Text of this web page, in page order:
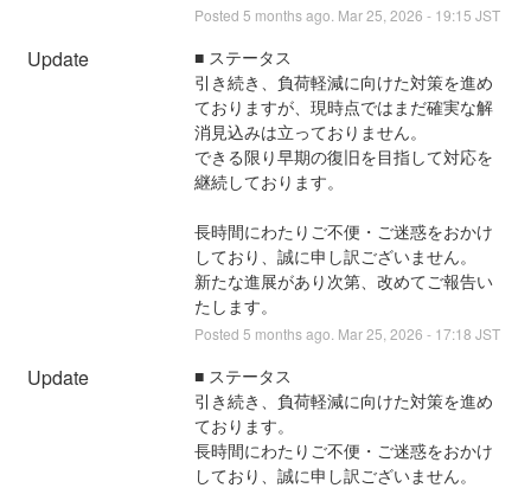
Posted 5 months ago. Mar25 2026 - 19:15 JST
Update
■ ステータス
引き続き、負荷軽減に向けた対策を進め
ておりますが、現時点ではまだ確実な解
消見込みは立っておりません。
できる限り早期の復旧を目指して対応を
継続しております。
長時間にわたりご不便・ご迷惑をおかけ
しており、誠に申し訳ございません。
新たな進展があり次第、改めてご報告い
たします。
Posted 5 months ago. Mar25 2026 - 17:18 JST
Update
■ ステータス
引き続き、負荷軽減に向けた対策を進め
ております。
長時間にわたりご不便・ご迷惑をおかけ
しており、誠に申し訳ございません。